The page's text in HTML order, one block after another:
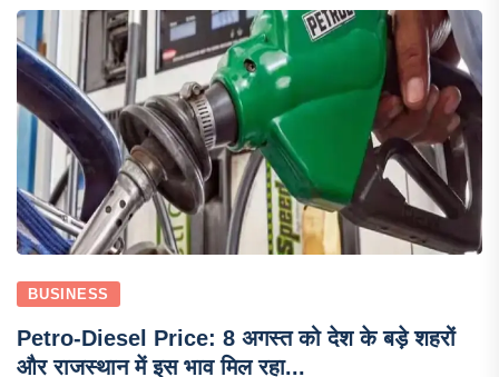
BUSINESS
Petro-Diesel Price: 8 अगस्त को देश के बड़े शहरों
और राजस्थान में इस भाव मिल रहा...